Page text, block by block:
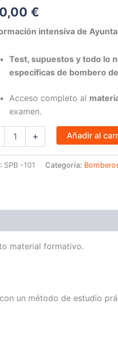
€
intensiva de
Test, supuestos y todo lo
específicas de bombero
Acceso completo al
examen.
+ Añadir al
SPB -101 Categoría:
material formativo.
un método de estudio